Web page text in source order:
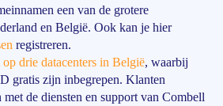
een van de grotere
en België. Ook kan je hier
registreren.
drie datacenters in België, waarbij
gratis zijn inbegrepen. Klanten
de diensten en support van Combell